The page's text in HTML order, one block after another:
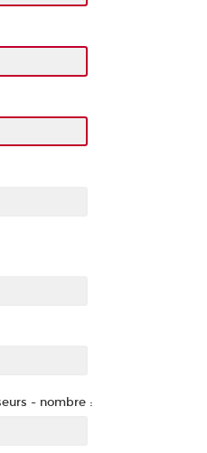
- nombre :